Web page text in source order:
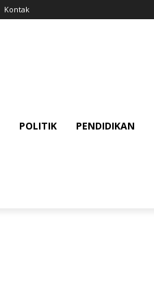
Kontak
POLITIK PENDIDIKAN